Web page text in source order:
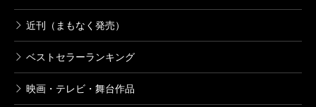
近刊（まもなく発売）
ベストセラーランキング
映画・テレビ・舞台作品